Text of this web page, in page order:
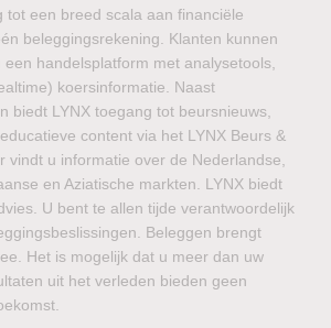
tot een breed scala aan financiële
beleggingsrekening. Klanten kunnen
handelsplatform met analysetools,
koersinformatie. Naast
biedt LYNX toegang tot beursnieuws,
content via het LYNX Beurs &
vindt u informatie over de Nederlandse,
en Aziatische markten. LYNX biedt
U bent te allen tijde verantwoordelijk
Beleggen brengt
Het is mogelijk dat u meer dan uw
uit het verleden bieden geen